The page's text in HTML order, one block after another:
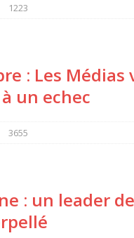
1223
: Les
un echec
3655
: un leader